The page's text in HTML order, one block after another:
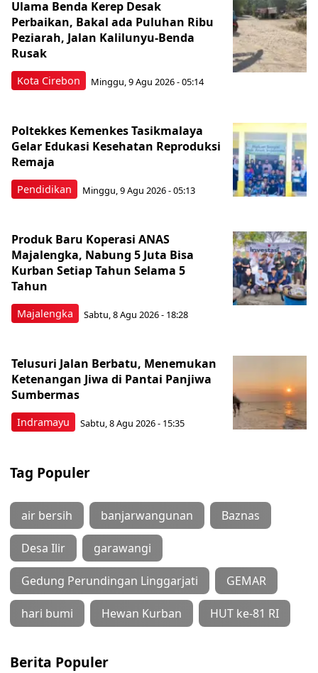
Kota Cirebon
Ulama Benda Kerep Desak
Perbaikan, Bakal ada Puluhan Ribu
Peziarah, Jalan Kalilunyu-Benda
Rusak
Minggu, 9 Agu 2026 - 05:14
Pendidikan
Poltekkes Kemenkes Tasikmalaya
Gelar Edukasi Kesehatan Reproduksi
Remaja
Minggu, 9 Agu 2026 - 05:13
Majalengka
Produk Baru Koperasi ANAS
Majalengka, Nabung 5 Juta Bisa
Kurban Setiap Tahun Selama 5
Tahun
Sabtu, 8 Agu 2026 - 18:28
Indramayu
Telusuri Jalan Berbatu, Menemukan
Ketenangan Jiwa di Pantai Panjiwa
Sumbermas
Sabtu, 8 Agu 2026 - 15:35
Tag Populer
air bersih banjarwangunan Baznas
Desa Ilir garawangi
Gedung Perundingan Linggarjati GEMAR
hari bumi Hewan Kurban HUT ke-81 RI
Berita Populer